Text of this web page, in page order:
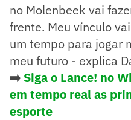
no Molenbeek vai
frente. Meu vínculo
um tempo para jogar
meu futuro - explica
➡️ Siga o Lance! no
em tempo real as
esporte